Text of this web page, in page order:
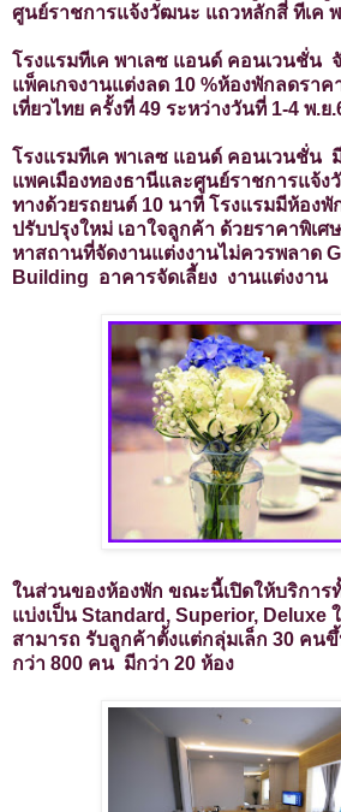
ศูนย์ราชการแจ้งวัฒนะ แถวหลักสี่ ทีเค พ
โรงแรมทีเค พาเลซ แอนด์ คอนเวนชั่น
แพ็คเกจงานแต่งลด 10 %ห้องพักลดราค
เที่ยวไทย ครั้งที่ 49 ระหว่างวันที่ 1-4 พ.ย
โรงแรมทีเค พาเลซ แอนด์ คอนเวนชั่น
แพคเมืองทองธานีและศูนย์ราชการแจ้ง
ทางด้วยรถยนต์ 10 นาที โรงแรมมีห้อง
ปรับปรุงใหม่ เอาใจลูกค้า ด้วยราคาพิเ
หาสถานที่จัดงานแต่งงานไม่ควรพลาด
Building อาคารจัดเลี้ยง งานแต่งงาน
ในส่วนของห้องพัก ขณะนี้เปิดให้บริการ
แบ่งเป็น Standard, Superior, Deluxe
สามารถ รับลูกค้าตั้งแต่กลุ่มเล็ก 30 คน
กว่า 800 คน มีกว่า 20 ห้อง